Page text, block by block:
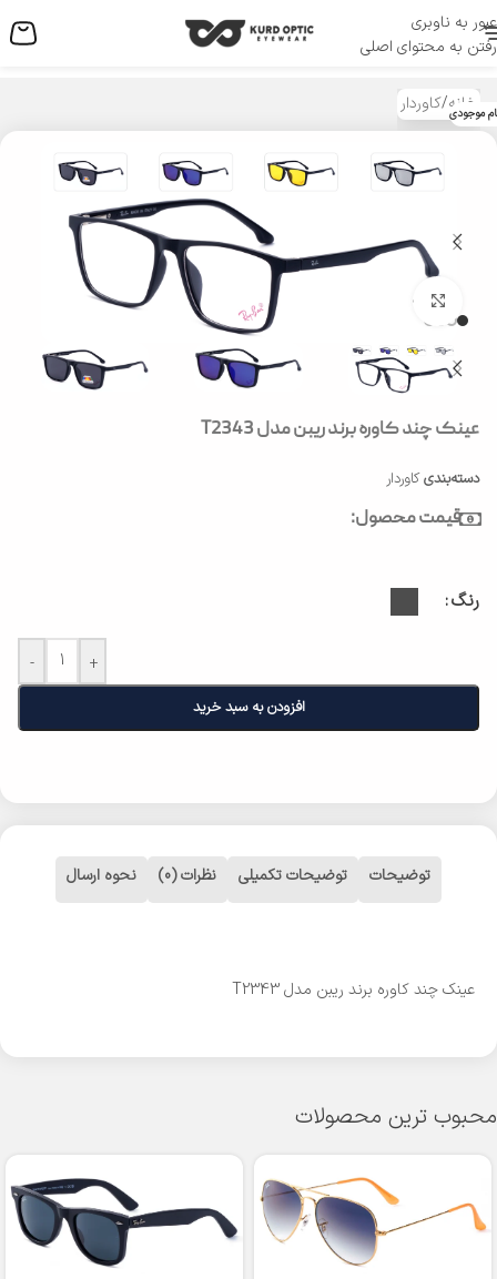
عبور به ناوبری
رفتن به محتوای اصلی
منو
خانه/کاوردار موجودی
بزرگنمایی تصویر
عینک چند کاوره برند ریبن مدل T2343
دسته‌بندی کاوردار
قیمت محصول:
رنگ
- +
افزودن به سبد خرید
توضیحات توضیحات تکمیلی نظرات (0) نحوه ارسال
عینک چند کاوره برند ریبن مدل T2343
محبوب ترین محصولات